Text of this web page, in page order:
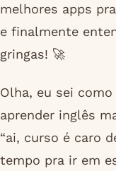
melhores apps
e finalmente
gringas! 🚀
Olha, eu sei
aprender inglês
“ai, curso é caro
tempo pra ir em